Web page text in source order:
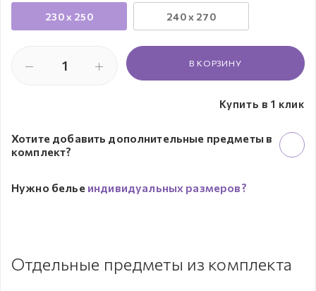
230 х 250 240 x 270
В КОРЗИНУ
Купить в 1 клик
Хотите добавить дополнительные предметы в
комплект?
Нужно белье индивидуальных размеров?
Отдельные предметы из комплекта